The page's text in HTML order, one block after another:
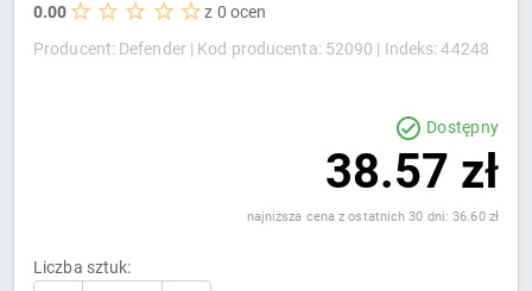
0.00
z 0 ocen
Producent: Defender | Kod producenta: 52090 | Indeks: 44248
Dostępny
38.57 zł
najniższa cena z ostatnich 30 dni: 36.60 zł
Liczba sztuk: